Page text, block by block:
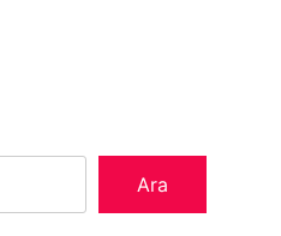
Ara